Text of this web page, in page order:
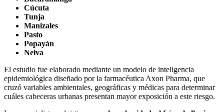
Cúcuta
Tunja
Manizales
Pasto
Popayán
Neiva
El estudio fue elaborado mediante un modelo de inteligencia
epidemiológica diseñado por la farmacéutica Axon Pharma, que
cruzó variables ambientales, geográficas y médicas para determinar
cuáles cabeceras urbanas presentan mayor exposición a este riesgo.